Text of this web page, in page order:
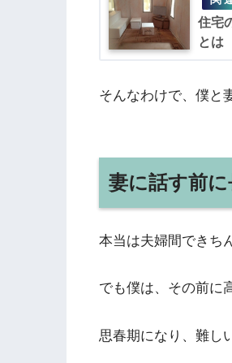
住宅
とは
そんなわけで、僕と
妻に話す前
本当は夫婦間できち
でも僕は、その前に
思春期になり、難し